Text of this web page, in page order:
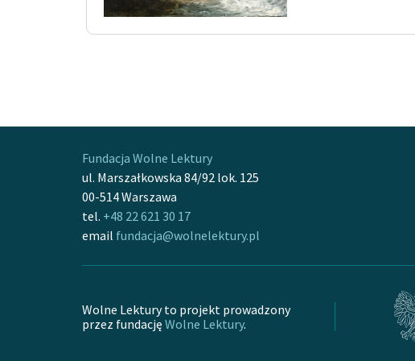
Fundacja Wolne Lektury
ul. Marszałkowska 84/92 lok. 125
00-514 Warszawa
tel. +48 22 621 30 17
email fundacja@wolnelektury.pl
Wolne Lektury to projekt prowadzony
przez fundację Wolne Lektury.